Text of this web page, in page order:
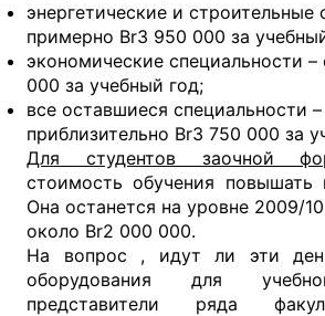
энергетические и строительные
примерно Br3 950 000 за
экономические специальности
000 за учебный год;
все оставшиеся специальности –
приблизительно Br3 750 000 за
Для студентов заочной
стоимость обучения повышать
Она останется на уровне 2009/
около Br2 000 000.
На вопрос , идут ли эти
оборудования для
представители ряда